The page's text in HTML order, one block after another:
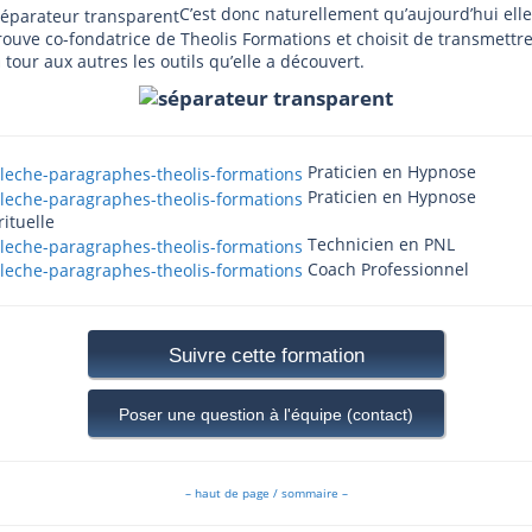
C’est donc naturellement qu’aujourd’hui
co-fondatrice de Theolis Formations et choisit de
tour aux autres les outils qu’elle a découvert.
Praticien en Hypnose
Praticien en Hypnose
Technicien en PNL
Coach Professionnel
Suivre cette formation
Poser une question à l'équipe (contact)
– haut de page / sommaire –